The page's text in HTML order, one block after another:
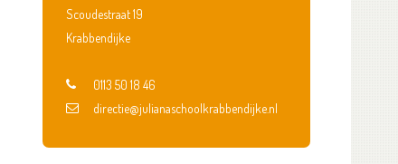
Scoudestraat 19
Krabbendijke
0113 50 18 46
directie@julianaschoolkrabbendijke.nl